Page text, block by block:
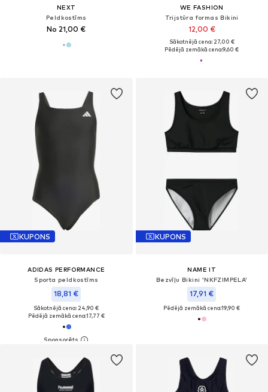
NEXT
Peldkostīms
No 21,00 €
WE FASHION
Trijstūra formas Bikini
12,00 €
Sākotnējā cena: 27,00 €
Pēdējā zemākā cena:9,60 €
KUPONS
ADIDAS PERFORMANCE
Sporta peldkostīms
18,81 €
Sākotnējā cena: 24,90 €
Pēdējā zemākā cena:17,77 €
KUPONS
NAME IT
Bezvīļu Bikini 'NKFZIMPELA'
17,91 €
Pēdējā zemākā cena:19,90 €